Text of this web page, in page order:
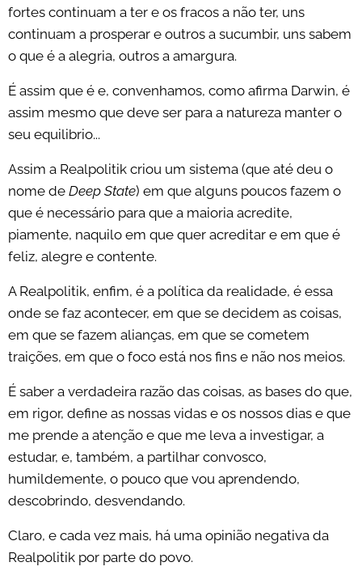
fortes continuam a ter e os fracos a não ter, uns
continuam a prosperar e outros a sucumbir, uns sabem
o que é a alegria, outros a amargura.
É assim que é e, convenhamos, como afirma Darwin, é
assim mesmo que deve ser para a natureza manter o
seu equilibrio...
Assim a Realpolitik criou um sistema (que até deu o
nome de Deep State) em que alguns poucos fazem o
que é necessário para que a maioria acredite,
piamente, naquilo em que quer acreditar e em que é
feliz, alegre e contente.
A Realpolitik, enfim, é a política da realidade, é essa
onde se faz acontecer, em que se decidem as coisas,
em que se fazem alianças, em que se cometem
traições, em que o foco está nos fins e não nos meios.
É saber a verdadeira razão das coisas, as bases do que,
em rigor, define as nossas vidas e os nossos dias e que
me prende a atenção e que me leva a investigar, a
estudar, e, também, a partilhar convosco,
humildemente, o pouco que vou aprendendo,
descobrindo, desvendando.
Claro, e cada vez mais, há uma opinião negativa da
Realpolitik por parte do povo.